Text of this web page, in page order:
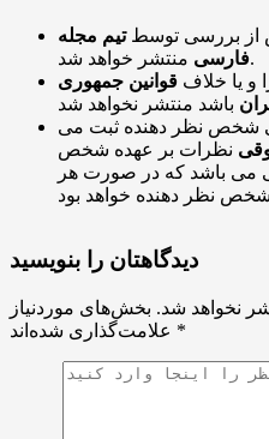
از بررسی توسطتیم مجله
فارسیمنتشر خواهد شد.
و یا خلاف قوانین جمهوری
شخص نظر دهنده ثبت می
نظرات بر عهده شخص
می باشد که در صورت هر
دیدگاهتان را بنویسید
نخواهد شد. بخش‌های موردنیاز
*